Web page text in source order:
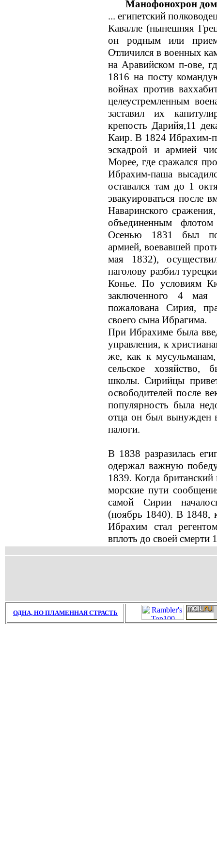
Манофонохрон
... eгипетский
Кавалле (нынешняя
он родным или
Отличился в военных
на Аравийском п-ове,
1816 на посту
войнах против
целеустремленным
заставил их
крепость Дарийя,11
Каир. В 1824 Ибрахим-
эскадрой и армией
Морее, где сражался
Ибрахим-паша
оставался там до 1
эвакуироваться после
Наваринского
объединенным
Осенью 1831 был
армией, воевавшей
мая 1832),
наголову разбил
Конье. По условиям
заключенного 4
пожалована Сирия,
своeго сына Ибрагима.
При Ибрахиме была
управления, к
же, как к
сельское хозяйство,
школы. Сирийцы
освободителей после
популярность была
отца он был вынужден
налоги.
В 1838 разразилась
одержал важную
1839. Когда
морские пути
самой Сирии
(ноябрь 1840). В 1848,
Ибрахим стал
вплоть до своей смерти
ОДНА, НО ПЛАМЕННАЯ СТРАСТЬ